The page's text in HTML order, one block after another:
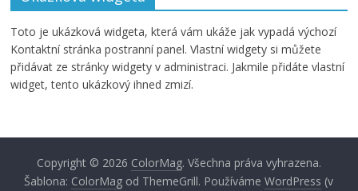
Toto je ukázková widgeta, která vám ukáže jak vypadá výchozí
Kontaktní stránka postranní panel. Vlastní widgety si můžete
přidávat ze stránky widgety v administraci. Jakmile přidáte vlastní
widget, tento ukázkový ihned zmizí.
Copyright © 2026 ColorMag. Všechna práva vyhrazena.
Šablona: ColorMag od ThemeGrill. PoužívámeWordPress (v